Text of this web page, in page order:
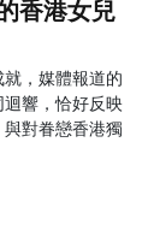
香港女兒
，媒體報道的
迴響，恰好反映
對眷戀香港獨